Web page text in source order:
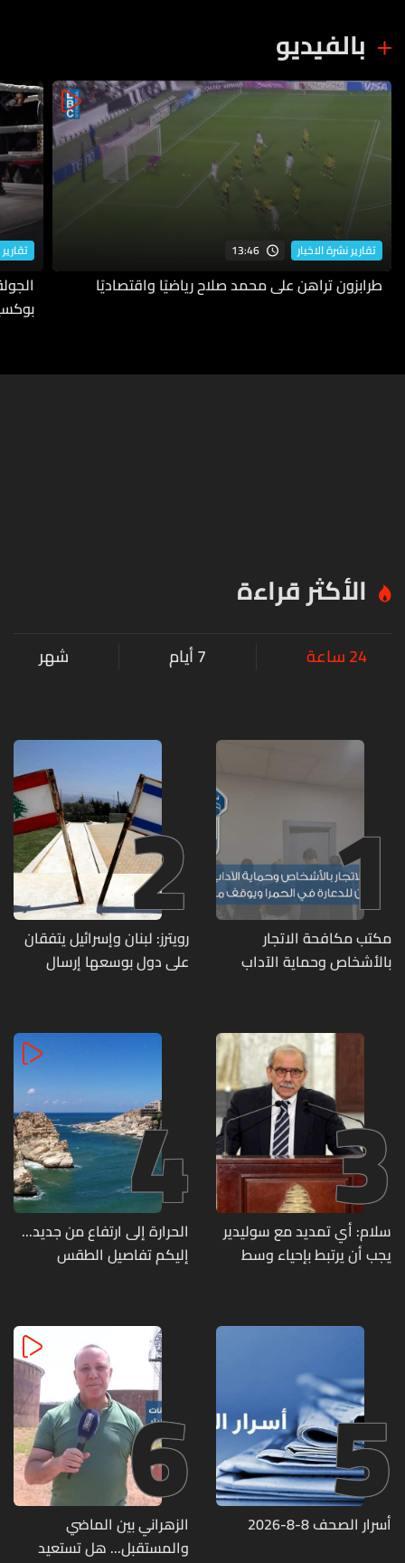
بالفيديو
تقارير نشرة الاخبار 13:46
طرابزون تراهن على محمد صلاح رياضيًا واقتصاديًا
الأكثر قراءة
24 ساعة 7 أيام شهر
1
مكتب مكافحة الاتجار
بالأشخاص وحماية الآداب
متورطين
2
رويترز: لبنان وإسرائيل يتفقان
على دول بوسعها إرسال
3
سلام: أي تمديد مع سوليدير
يجب أن يرتبط بإحياء وسط
4
الحرارة إلى ارتفاع من جديد...
إليكم تفاصيل الطقس
5
أسرار الصحف 8-8-2026 6
الزهراني بين الماضي
والمستقبل... هل تستعيد